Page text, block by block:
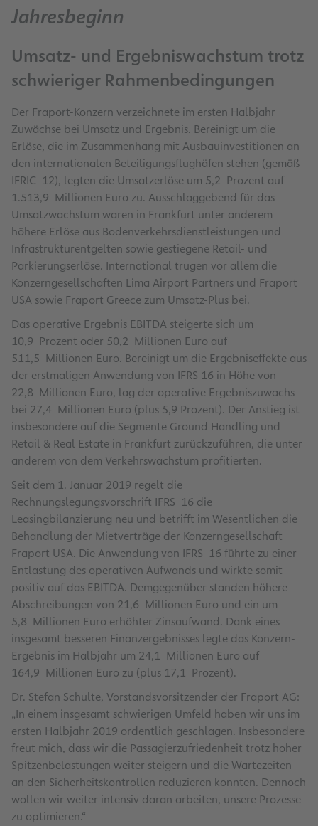
Jahresbeginn
Umsatz- und Ergebniswachstum trotz
schwieriger Rahmenbedingungen
Der Fraport-Konzern verzeichnete im ersten Halbjahr
Zuwächse bei Umsatz und Ergebnis. Bereinigt um die
Erlöse, die im Zusammenhang mit Ausbauinvestitionen an
den internationalen Beteiligungsflughäfen stehen (gemäß
IFRIC 12), legten die Umsatzerlöse um 5,2 Prozent auf
1.513,9 Millionen Euro zu. Ausschlaggebend für das
Umsatzwachstum waren in Frankfurt unter anderem
höhere Erlöse aus Bodenverkehrsdienstleistungen und
Infrastrukturentgelten sowie gestiegene Retail- und
Parkierungserlöse. International trugen vor allem die
Konzerngesellschaften Lima Airport Partners und Fraport
USA sowie Fraport Greece zum Umsatz-Plus bei.
Das operative Ergebnis EBITDA steigerte sich um
10,9 Prozent oder 50,2 Millionen Euro auf
511,5 Millionen Euro. Bereinigt um die Ergebniseffekte aus
der erstmaligen Anwendung von IFRS 16 in Höhe von
22,8 Millionen Euro, lag der operative Ergebniszuwachs
bei 27,4 Millionen Euro (plus 5,9 Prozent). Der Anstieg ist
insbesondere auf die Segmente Ground Handling und
Retail & Real Estate in Frankfurt zurückzuführen, die unter
anderem von dem Verkehrswachstum profitierten.
Seit dem 1. Januar 2019 regelt die
Rechnungslegungsvorschrift IFRS 16 die
Leasingbilanzierung neu und betrifft im Wesentlichen die
Behandlung der Mietverträge der Konzerngesellschaft
Fraport USA. Die Anwendung von IFRS 16 führte zu einer
Entlastung des operativen Aufwands und wirkte somit
positiv auf das EBITDA. Demgegenüber standen höhere
Abschreibungen von 21,6 Millionen Euro und ein um
5,8 Millionen Euro erhöhter Zinsaufwand. Dank eines
insgesamt besseren Finanzergebnisses legte das Konzern-
Ergebnis im Halbjahr um 24,1 Millionen Euro auf
164,9 Millionen Euro zu (plus 17,1 Prozent).
Dr. Stefan Schulte, Vorstandsvorsitzender der Fraport AG:
„In einem insgesamt schwierigen Umfeld haben wir uns im
ersten Halbjahr 2019 ordentlich geschlagen. Insbesondere
freut mich, dass wir die Passagierzufriedenheit trotz hoher
Spitzenbelastungen weiter steigern und die Wartezeiten
an den Sicherheitskontrollen reduzieren konnten. Dennoch
wollen wir weiter intensiv daran arbeiten, unsere Prozesse
zu optimieren.“